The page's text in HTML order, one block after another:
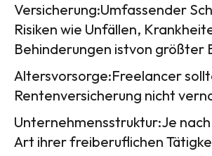
Versicherung:Umfassender
Risiken wie Unfällen,
Behinderungen istvon größter
Altersvorsorge:Freelancer
Rentenversicherung nicht
Unternehmensstruktur:Je
Art ihrer freiberuflichen